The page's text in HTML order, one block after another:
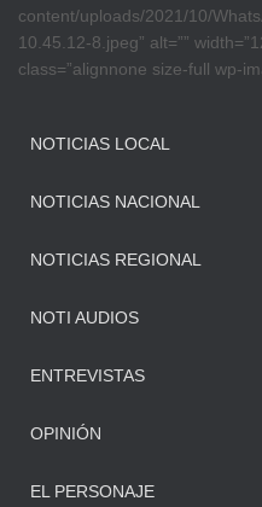
content/uploads/2021/10/
10.45.12-8.jpeg” alt=””
class=”alignnone size-full wp-
NOTICIAS LOCAL
NOTICIAS NACIONAL
NOTICIAS REGIONAL
NOTI AUDIOS
ENTREVISTAS
OPINIÓN
EL PERSONAJE